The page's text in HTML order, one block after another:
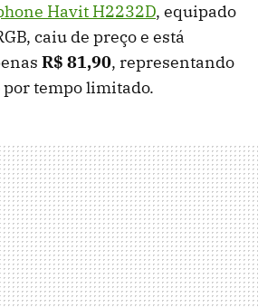
Havit H2232D, equipado
caiu de preço e está
R$ 81,90, representando
por tempo limitado.